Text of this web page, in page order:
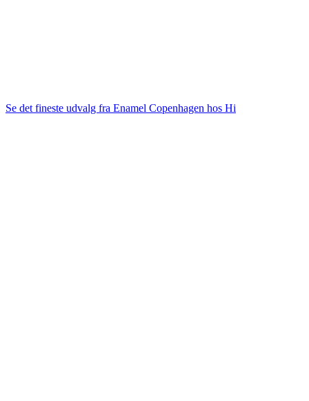
Se det fineste udvalg fra Enamel Copenhagen hos Hi